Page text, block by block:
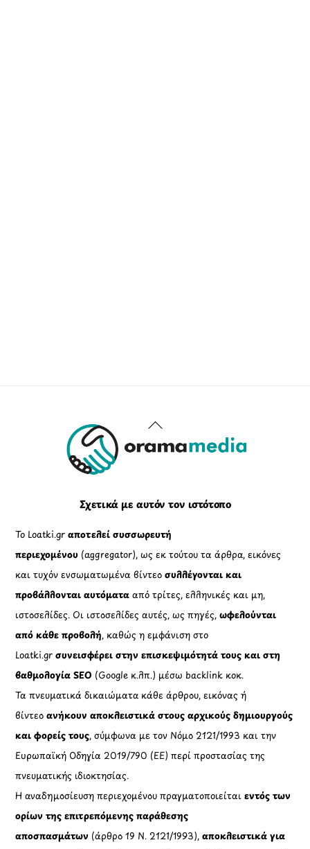
Back
To
Σχετικά με αυτόν τον ιστότοπο
Το Loatki.grαποτελεί συσσωρευτή
περιεχομένου (aggregator), ως εκ τούτου τα άρθρα, εικόνες
και τυχόν ενσωματωμένα βίντεοσυλλέγονται και
προβάλλονται αυτόματααπό τρίτες, ελληνικές και μη,
ιστοσελίδες. Οι ιστοσελίδες αυτές, ως πηγές,ωφελούνται
από κάθε προβολή, καθώς η εμφάνιση στο
Loatki.gr συνεισφέρει στην επισκεψιμότητά τους και στη
βαθμολογία SEO (Google κ.λπ.) μέσω backlink κοκ.
Τα πνευματικά δικαιώματα κάθε άρθρου, εικόνας ή
βίντεοανήκουν αποκλειστικά στους αρχικούς δημιουργούς
και φορείς τους, σύμφωνα με τον Νόμο 2121/1993 και την
Ευρωπαϊκή Οδηγία 2019/790 (ΕΕ) περί προστασίας της
πνευματικής ιδιοκτησίας.
Η αναδημοσίευση περιεχομένου πραγματοποιείταιεντός των
ορίων της επιτρεπόμενης παράθεσης
αποσπασμάτων (άρθρο 19 Ν. 2121/1993), αποκλειστικά για